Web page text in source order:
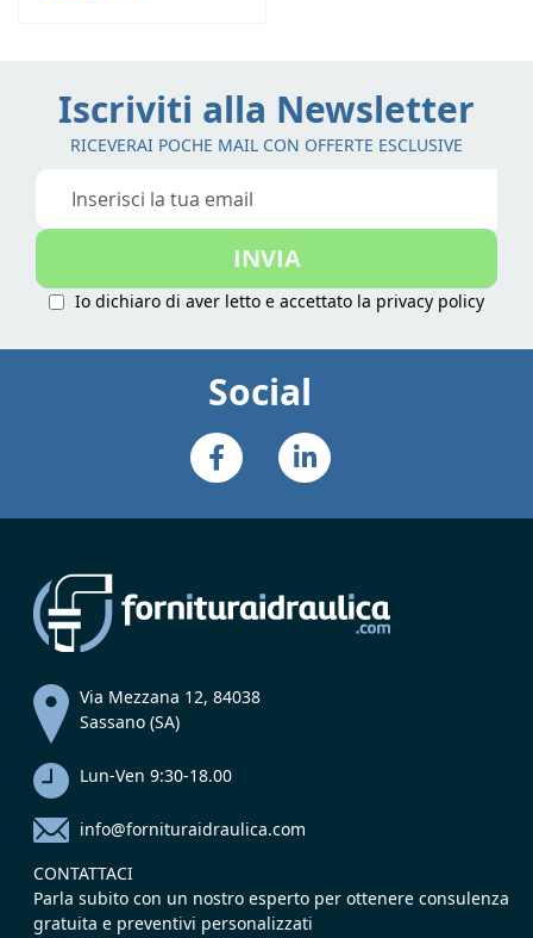
Iscriviti alla Newsletter
RICEVERAI POCHE MAIL CON OFFERTE ESCLUSIVE
Iscriviti
nostra
INVIA
Io dichiaro di aver letto e accettato la privacy policy
Social
Via Mezzana 12, 84038
Sassano (SA)
Lun-Ven 9:30-18.00
info@fornituraidraulica.com
CONTATTACI
Parla subito con un nostro esperto per ottenere consulenza
gratuita e preventivi personalizzati